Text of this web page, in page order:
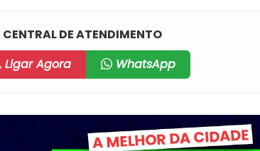
CENTRAL DE ATENDIMENTO
Ligar Agora
WhatsApp